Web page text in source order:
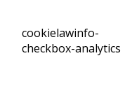
cookielawinfo-
checkbox-analytics